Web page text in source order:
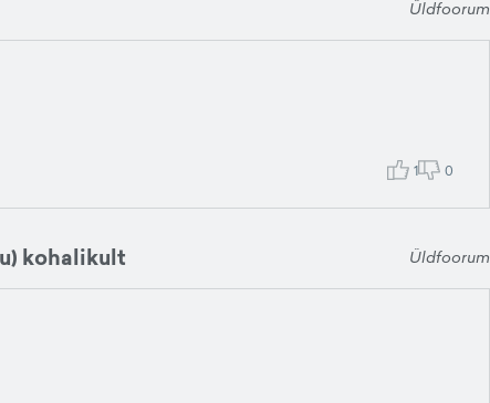
Üldfoorum
1 0
kohalikult Üldfoorum